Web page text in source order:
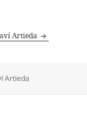
Artieda
Artieda